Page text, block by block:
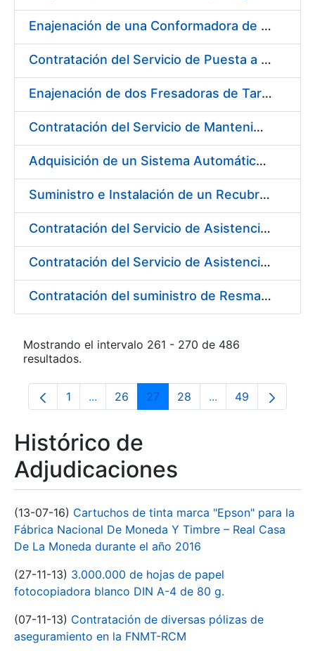
Enajenación de una Conformadora de Pliegos PVC-Overlay, Modelo Louda GM 400
Contratación del Servicio de Puesta a Disposición y Mantenimiento de Contenedores Higiénicos, Bacteriostáticos, Ambientadores, Columnas Eliminadoras de Olores y Alfombras Antideslizantes
Enajenación de dos Fresadoras de Tarjetas PVC Cybernetix Mod. GRX 2000 y GRX 3000
Contratación del Servicio de Mantenimiento de Drivers y Herramientas para Tarjetas Inteligentes
Adquisición de un Sistema Automático de Etiquetado y Pesado para Petacas de Monedas de la L4
Suministro e Instalación de un Recubrimiento Fono-Absorbente en paredes y techos
Contratación del Servicio de Asistencia Técnica para la Realización de Trabajos de Pintura para el Taller de Mantenimiento de la Fábrica de Papel de Burgos durante el año 2017
Contratación del Servicio de Asistencia Técnica para la Realización de Trabajos de Fontanería para el Taller de Mantenimiento de la Fábrica de Papel de Burgos durante el año 2017
Contratación del suministro de Resmas de Cartón
Mostrando el intervalo 261 - 270 de 486
resultados.
Página
1 ...Páginas intermedias Use TAB para
Página
26 Página
27 Página
28 ...PáginasPágina
49
Histórico de
Adjudicaciones
(13-07-16) Cartuchos de tinta marca "Epson" para la
Fábrica Nacional De Moneda Y Timbre – Real Casa
De La Moneda durante el año 2016
(27-11-13) 3.000.000 de hojas de papel
fotocopiadora blanco DIN A-4 de 80 g.
(07-11-13) Contratación de diversas pólizas de
aseguramiento en la FNMT-RCM